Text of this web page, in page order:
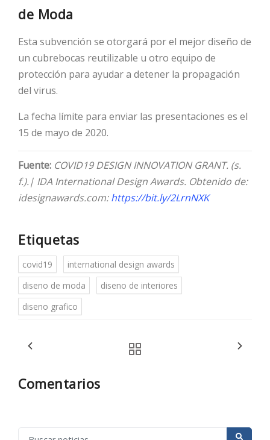
de Moda
Esta subvención se otorgará por el mejor diseño de
un cubrebocas reutilizable u otro equipo de
protección para ayudar a detener la propagación
del virus.
La fecha límite para enviar las presentaciones es el
15 de mayo de 2020.
Fuente: COVID19 DESIGN INNOVATION GRANT. (s.
f.).| IDA International Design Awards. Obtenido de:
idesignawards.com:https://bit.ly/2LrnNXK
Etiquetas
covid19
international design awards
diseno de moda
diseno de interiores
diseno grafico
Comentarios